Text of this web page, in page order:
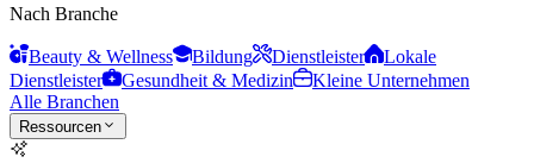
Nach Branche
Beauty & Wellness Bildung Dienstleister
Lokale
Dienstleister
Gesundheit & Medizin
Kleine Unternehmen
Alle Branchen
Ressourcen